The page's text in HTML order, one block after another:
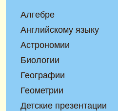
Алгебре
Английскому языку
Астрономии
Биологии
Географии
Геометрии
Детские презентации